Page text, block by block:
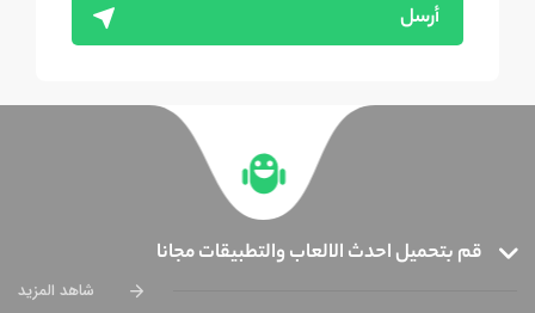
أرسل
قم بتحميل احدث الالعاب والتطبيقات مجانا
شاهد المزيد